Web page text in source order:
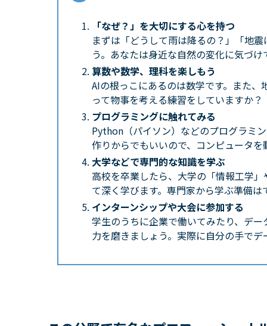
「なぜ？」を大切にする心を持つ
まずは「どうして雨は降るの？」「地
う。あなたは身近な自然の変化に気づ
算数や数学、理科を楽しもう
AIの根っこにあるのは数学です。また
って物事を考える練習をしていますか？
プログラミングに触れてみる
Python（パイソン）などのプログラミ
作りからでもいいので、コンピュータ
大学などで専門的な知識を学ぶ
高校を卒業したら、大学の「情報工学
て深く学びます。専門家から学ぶ準備は
インターンシップや大会に参加する
学生のうちに企業で働いてみたり、デ
力を磨きましょう。実際に自分の手で